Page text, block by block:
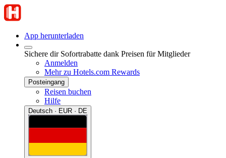
App herunterladen
Sichere dir Sofortrabatte dank Preisen für Mitglieder
Anmelden
Mehr zu Hotels.com Rewards
Posteingang
Reisen buchen
Hilfe
Deutsch · EUR · DE